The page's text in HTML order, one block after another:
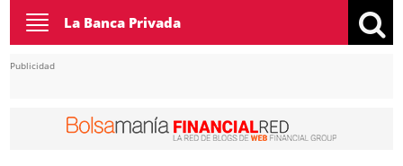
Toggle
navigation
La Banca Privada
Publicidad